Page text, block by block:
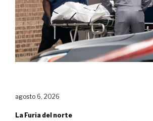
agosto 6, 2026
La Furia del norte